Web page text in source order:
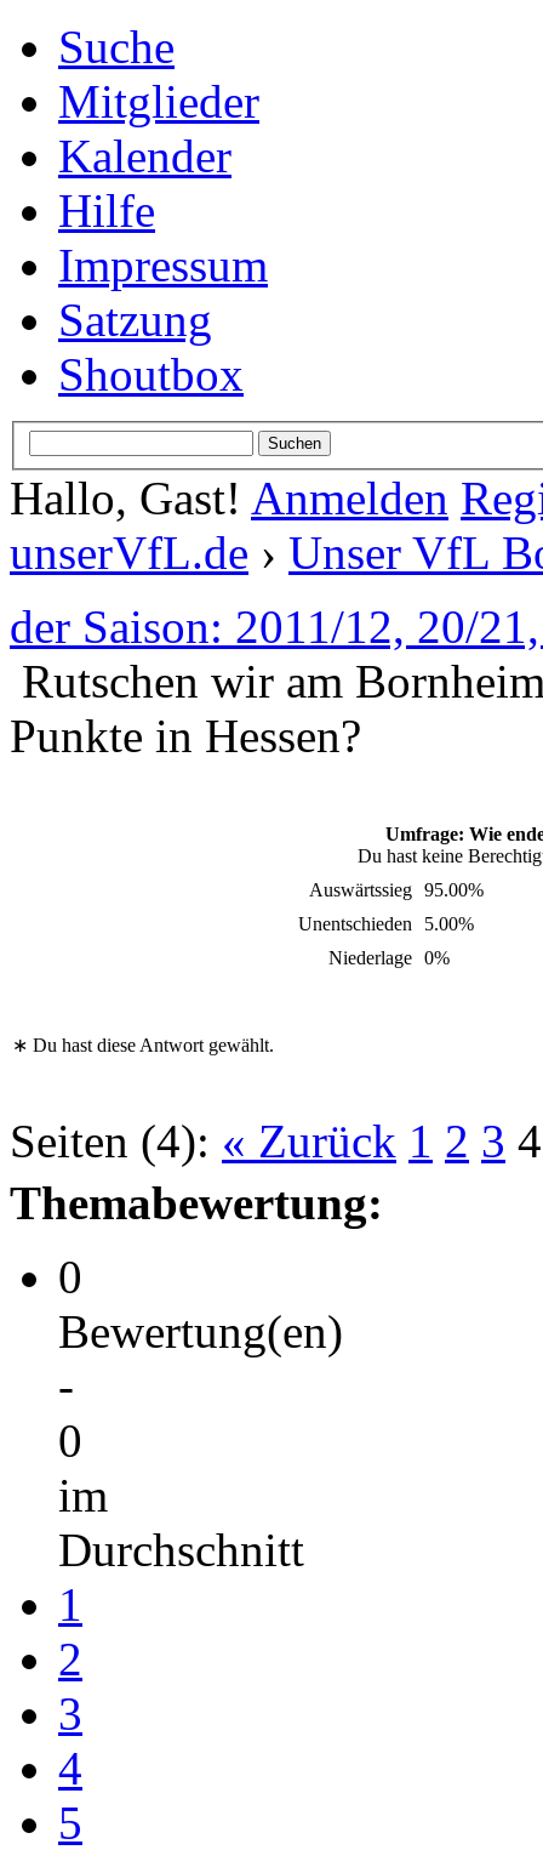
Suche
Mitglieder
Kalender
Hilfe
Impressum
Satzung
Shoutbox
Hallo, Gast! Anmelden
unserVfL.de › Unser VfL
der Saison: 2011/12, 20/
Rutschen wir am
Punkte in Hessen?
Umfrage: Wie
Du hast keine
Auswärtssieg 95.00%
Unentschieden
5.00%
Niederlage 0%
∗ Du hast diese Antwort gewählt.
Seiten (4): « Zurück 1 2 3 4
Themabewertung:
0
Bewertung(en)
-
0
im
Durchschnitt
1
2
3
4
5